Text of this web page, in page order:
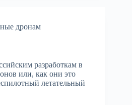
дронам
разработкам в
или, как они это
летательный